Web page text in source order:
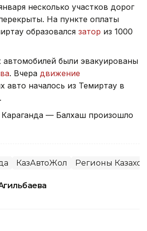
несколько участков дорог
На пункте оплаты
образовался затор из 1000
были эвакуированы
. Вчера движение
авто началось из Темиртау в
Караганда — Балхаш произошло
КазАвтоЖол Регионы